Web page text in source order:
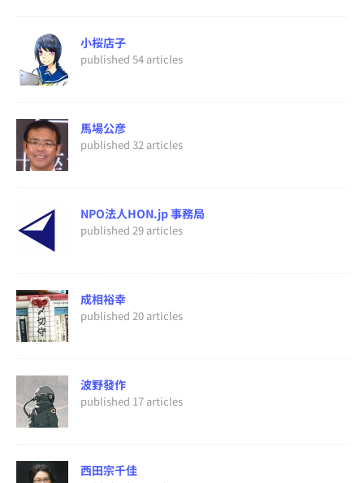
小桜店子
published 54 articles
馬場公彦
published 32 articles
NPO法人HON.jp 事務局
published 29 articles
成相裕幸
published 20 articles
波野發作
published 17 articles
西田宗千佳